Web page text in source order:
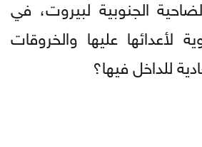
الجنوبية لبيروت، في
لأعدائها عليها والخروقات
للداخل فيها؟